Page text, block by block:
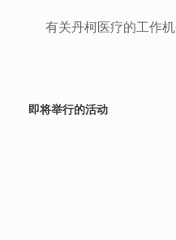
有关丹柯医疗的工作
即将举行的活动